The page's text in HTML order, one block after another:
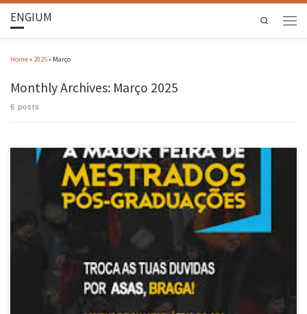
ENGIUM Search
Home» 2025» Março
Monthly Archives: Março 2025
6 posts
A Universidade do Minho recebeu no passado dia 6 de março, a “Unlimited Future – Feira de
Mestrados e Pós-Graduações”, considerada a maior do país neste âmbito. O evento, que tem
como objetivo ajudar os visitantes a dar o próximo passo do seu percurso académico,